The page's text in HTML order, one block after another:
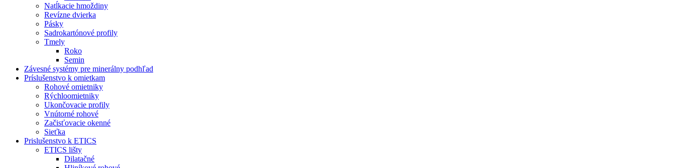
Natĺkacie hmoždiny
Revízne dvierka
Pásky
Sadrokartónové profily
Tmely
Roko
Semin
Závesné systémy pre minerálny podhľad
Príslušenstvo k omietkam
Rohové omietniky
Rýchloomietniky
Ukončovacie profily
Vnútorné rohové
Začisťovacie okenné
Sieťka
Prislušenstvo k ETICS
ETICS lišty
Dilatačné